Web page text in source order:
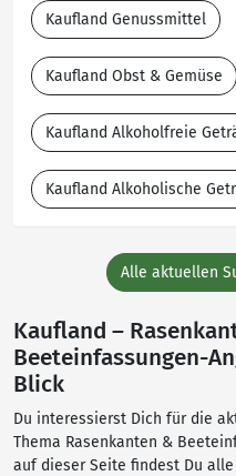
Kaufland Genussmittel
Kaufland Obst & Gemüse
Kaufland Alkoholfreie
Kaufland Alkoholische
Alle aktuellen
Kaufland –
Beeteinfassungen-
Blick
Du interessierst Dich für die
Thema Rasenkanten &
auf dieser Seite findest Du